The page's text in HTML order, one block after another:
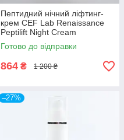
Пептидний нічний ліфтинг-
крем CEF Lab Renaissance
Peptilift Night Cream
Готово до відправки
864 ₴ 1 200 ₴
–27%